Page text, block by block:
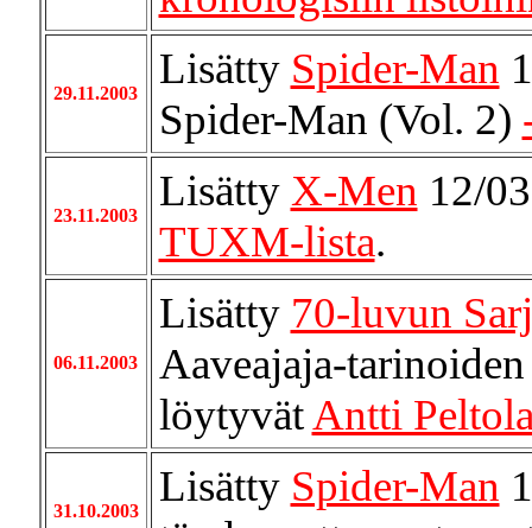
29.11.2003
Lisätty Spider-Man
Spider-Man (Vol. 2)
23.11.2003
Lisätty X-Men 12/
TUXM-lista.
06.11.2003
Lisätty 70-luvun
Aaveajaja-
löytyvätAntti
31.10.2003
Lisätty Spider-Man